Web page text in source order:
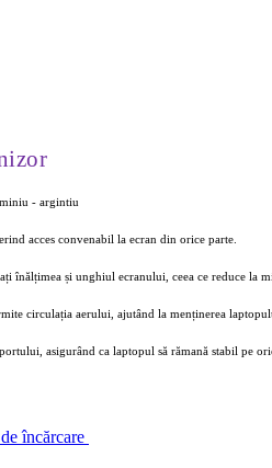
- argintiu
acces convenabil la ecran din orice parte.
înălțimea și unghiul ecranului, ceea ce reduce la
circulația aerului, ajutând la menținerea
asigurând ca laptopul să rămană stabil pe